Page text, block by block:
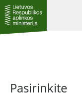
Pasirinkite